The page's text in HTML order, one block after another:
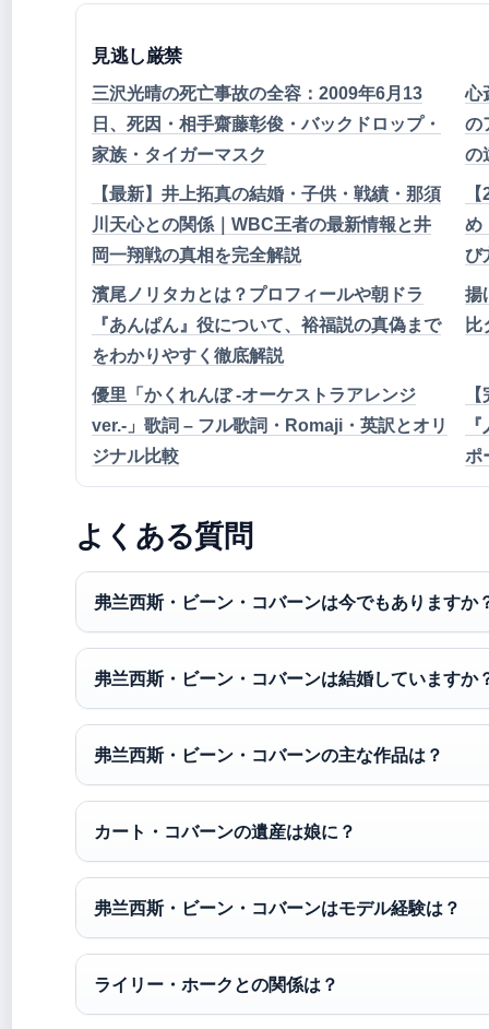
見逃し厳禁
三沢光晴の死亡事故の全容：2009年6月13
日、死因・相手齋藤彰俊・バックドロップ・
家族・タイガーマスク
心
の
の
【最新】井上拓真の結婚・子供・戦績・那須
川天心との関係｜WBC王者の最新情報と井
岡一翔戦の真相を完全解説
め
び
濱尾ノリタカとは？プロフィールや朝ドラ
『あんぱん』役について、裕福説の真偽まで
をわかりやすく徹底解説
揚
比
優里「かくれんぼ -オーケストラアレンジ
ver.-」歌詞 – フル歌詞・Romaji・英訳とオリ
ジナル比較
ポ
よくある質問
弗兰西斯・ビーン・コバーンは今でもありますか
弗兰西斯・ビーン・コバーンは結婚していますか
弗兰西斯・ビーン・コバーンの主な作品は？
カート・コバーンの遺産は娘に？
弗兰西斯・ビーン・コバーンはモデル経験は？
ライリー・ホークとの関係は？